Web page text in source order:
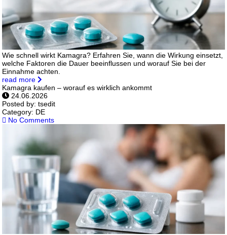
Wie schnell wirkt Kamagra? Erfahren Sie, wann die Wirkung einsetzt,
welche Faktoren die Dauer beeinflussen und worauf Sie bei der
Einnahme achten.
read more
Kamagra kaufen – worauf es wirklich ankommt
24.06.2026
Posted by:tsedit
Category: DE
No Comments